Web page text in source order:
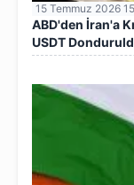
15 Temmuz 2026
ABD'den İran'a
USDT